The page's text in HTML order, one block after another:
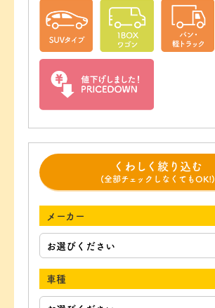
くわしく絞り込む
(全部チェックしなくてもOK!)
メーカー
車種